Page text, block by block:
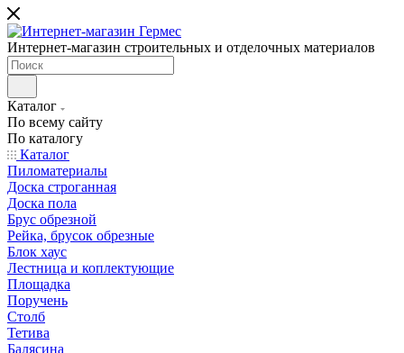
Интернет-магазин строительных и отделочных материалов
Каталог
По всему сайту
По каталогу
Каталог
Пиломатериалы
Доска строганная
Доска пола
Брус обрезной
Рейка, брусок обрезные
Блок хаус
Лестница и коплектующие
Площадка
Поручень
Столб
Тетива
Балясина